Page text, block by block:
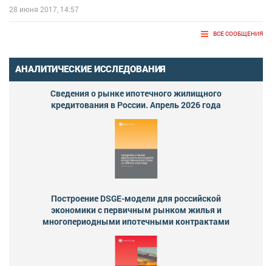
28 июня 2017, 14:57
ВСЕ СООБЩЕНИЯ
АНАЛИТИЧЕСКИЕ ИССЛЕДОВАНИЯ
Сведения о рынке ипотечного жилищного
кредитования в России. Апрель 2026 года
Построение DSGE-модели для российской
экономики с первичным рынком жилья и
многопериодными ипотечными контрактами